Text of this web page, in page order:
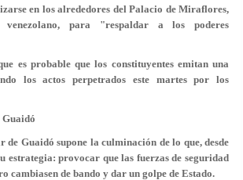
en los alrededores del Palacio de Miraflores,
venezolano, para "respaldar a los poderes
es probable que los constituyentes emitan una
los actos perpetrados este martes por los
Guaidó
Guaidó supone la culminación de lo que, desde
estrategia: provocar que las fuerzas de seguridad
cambiasen de bando y dar un golpe de Estado.